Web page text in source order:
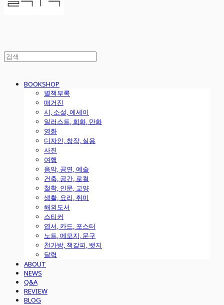
BOOKSHOP
별책부록
매거진
시, 소설, 에세이
일러스트, 회화, 만화
영화
디자인, 창작, 실용
사진
여행
음악, 공연, 예술
건축, 공간, 로컬
철학, 인문, 교양
생활, 요리, 취미
해외도서
스티커
엽서, 카드, 포스터
노트, 메모지, 문구
천가방, 책갈피, 뱃지
달력
ABOUT
NEWS
Q&A
REVIEW
BLOG